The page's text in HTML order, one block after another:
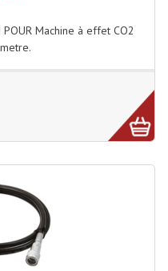
Guitare
Vinyles
À Plats
Lecteur MP3
Intégrée
POUR Machine à effet CO2